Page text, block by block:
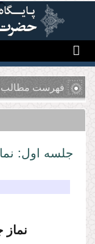
رفتن به محتوای اصلی
فهرست مطالب
جلسه اول: